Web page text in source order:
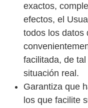
exactos,
efectos, el
todos los datos
facilitada, de
situación real.
Garantiza que
los que facilite